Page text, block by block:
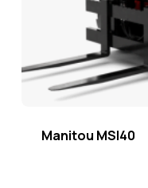
Manitou MSI40